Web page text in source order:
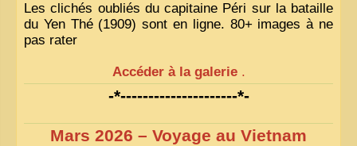
Les clichés oubliés du capitaine Péri sur la bataille
du Yen Thé (1909) sont en ligne. 80+ images à ne
pas rater
Accéder à la galerie .
-*---------------------*-
Mars 2026 – Voyage au Vietnam